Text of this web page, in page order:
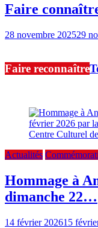
Faire
28 novembre 202529
Faire reconnaître
Actualités
Hommage à
dimanche 22…
14 février 202615